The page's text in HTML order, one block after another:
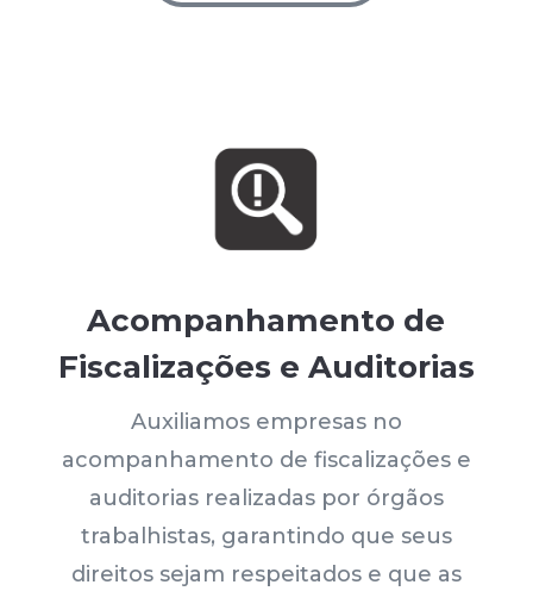
Acompanhamento de
Fiscalizações e Auditorias
Auxiliamos empresas no
acompanhamento de fiscalizações e
auditorias realizadas por órgãos
trabalhistas, garantindo que seus
direitos sejam respeitados e que as